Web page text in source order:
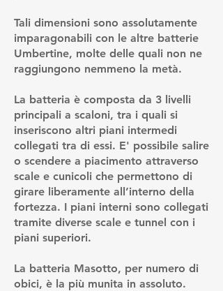
Tali dimensioni sono assolutamente
imparagonabili con le altre batterie
Umbertine, molte delle quali non ne
raggiungono nemmeno la metà.
La batteria è composta da 3 livelli
principali a scaloni, tra i quali si
inseriscono altri piani intermedi
collegati tra di essi. E' possibile salire
o scendere a piacimento attraverso
scale e cunicoli che permettono di
girare liberamente all’interno della
fortezza. I piani interni sono collegati
tramite diverse scale e tunnel con i
piani superiori.
La batteria Masotto, per numero di
obici, è la più munita in assoluto.